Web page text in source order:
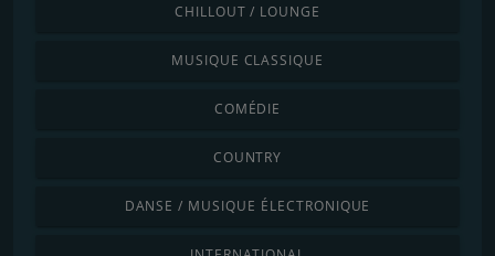
CHILLOUT / LOUNGE
MUSIQUE CLASSIQUE
COMÉDIE
COUNTRY
DANSE / MUSIQUE ÉLECTRONIQUE